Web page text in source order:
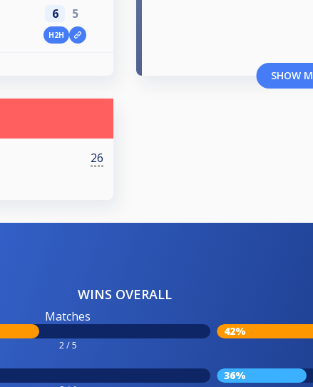
6 5
H2H
SHOW
26
WINS OVERALL
Matches
2 / 5
42%
36%